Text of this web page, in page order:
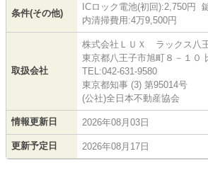
条件(その他)
ICロック電池(初回):2,750円
内清掃費用:4万9,500円
取扱会社
株式会社ＬＵＸ ラックス八
東京都八王子市旭町８－１０
TEL:042-631-9580
東京都知事 (3) 第95014号
(公社)全日本不動産協会
情報更新日 2026年08月03日
更新予定日 2026年08月17日